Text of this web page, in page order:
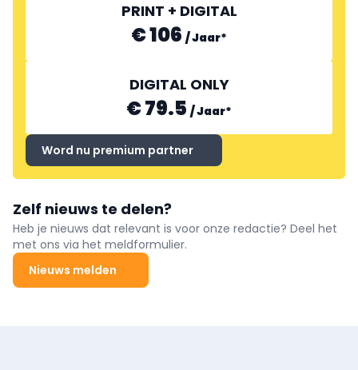
PRINT + DIGITAL
€ 106 /Jaar*
DIGITAL ONLY
€ 79.5 /Jaar*
Word nu premium partner
Zelf nieuws te delen?
Heb je nieuws dat relevant is voor onze redactie? Deel het
met ons via het meldformulier.
Nieuws melden